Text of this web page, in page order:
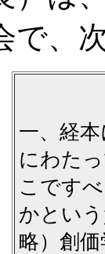
で、
一、経
にわた
こです
かとい
略）創